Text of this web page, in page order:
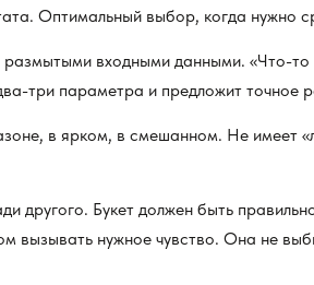
Оптимальный выбор, когда нужно
входными данными. «Что-то
три параметра и предложит точное
в ярком, в смешанном. Не имеет
другого. Букет должен быть
вызывать нужное чувство. Она не